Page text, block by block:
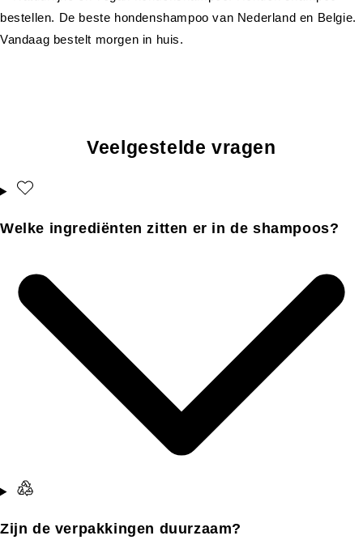
Veelgestelde vragen
Welke ingrediënten zitten er in de shampoos?
Zijn de verpakkingen duurzaam?